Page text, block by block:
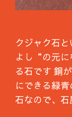
クジャク石
よし“の元に
る石です 銅
にできる緑
石なので、石